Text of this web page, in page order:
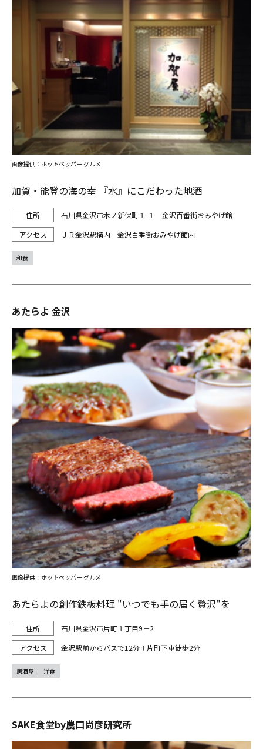
加賀・能登の海の幸 『水』にこだわった地酒
石川県金沢市木ノ新保町１-１ 金沢百番街おみやげ館
ＪＲ金沢駅構内 金沢百番街おみやげ館内
画像提供：ホットペッパー グルメ
和食
あたらよ 金沢
あたらよの創作鉄板料理 "いつでも手の届く贅沢"を
石川県金沢市片町１丁目9－2
金沢駅前からバスで12分＋片町下車徒歩2分
画像提供：ホットペッパー グルメ
居酒屋 洋食
SAKE食堂by農口尚彦研究所